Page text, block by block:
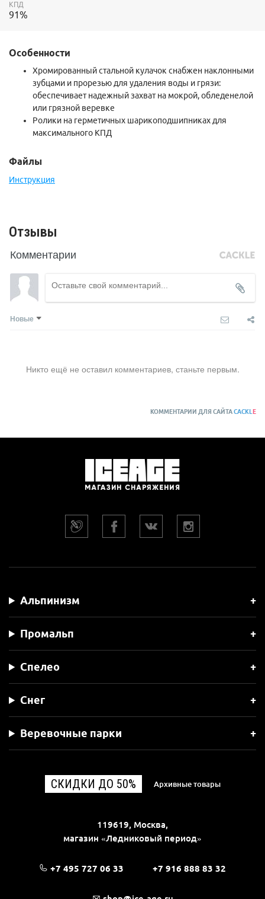
КПД
91%
Особенности
Xромированный стальной кулачок снабжен наклонными
зубцами и прорезью для удаления воды и грязи:
обеспечивает надежный захват на мокрой, обледенелой
или грязной веревке
Ролики на герметичных шарикоподшипниках для
максимального КПД
Файлы
Инструкция
Отзывы
Комментарии
Новые
Никто ещё не оставил комментариев, станьте первым.
КОММЕНТАРИИ ДЛЯ САЙТАCACKLE
Альпинизм
Промальп
Спелео
Снег
Веревочные парки
СКИДКИ ДО 50% Архивные товары
119619, Москва,
магазин «Ледниковый период»
+7 495 727 06 33 +7 916 888 83 32